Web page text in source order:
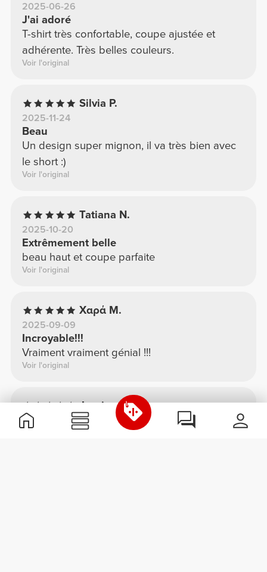
2025-06-26
J'ai adoré
T-shirt très confortable, coupe ajustée et
adhérente. Très belles couleurs.
Voir l'original
Silvia P.
2025-11-24
Beau
Un design super mignon, il va très bien avec
le short :)
Voir l'original
Tatiana N.
2025-10-20
Extrêmement belle
beau haut et coupe parfaite
Voir l'original
Χαρά Μ.
2025-09-09
Incroyable!!!
Vraiment vraiment génial !!!
Voir l'original
Jessica S.
2025-08-04
haut confortable